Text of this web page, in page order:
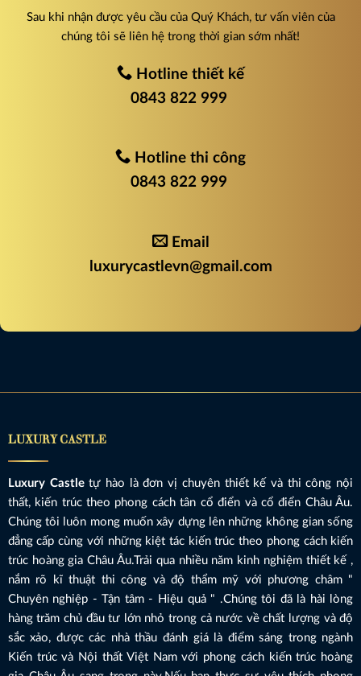
Sau khi nhận được yêu cầu của Quý Khách, tư vấn viên của
chúng tôi sẽ liên hệ trong thời gian sớm nhất!
Hotline thiết kế
0843 822 999
Hotline thi công
0843 822 999
Email
luxurycastlevn@gmail.com
LUXURY CASTLE
Luxury Castletự hào là đơn vị chuyên thiết kế và thi công nội
thất, kiến trúc theo phong cách tân cổ điển và cổ điển Châu Âu.
Chúng tôi luôn mong muốn xây dựng lên những không gian sống
đẳng cấp cùng với những kiệt tác kiến trúc theo phong cách kiến
trúc hoàng gia Châu Âu.Trải qua nhiều năm kinh nghiệm thiết kế ,
nắm rõ kĩ thuật thi công và độ thẩm mỹ với phương châm "
Chuyên nghiệp - Tận tâm - Hiệu quả " .Chúng tôi đã là hài lòng
hàng trăm chủ đầu tư lớn nhỏ trong cả nước về chất lượng và độ
sắc xảo, được các nhà thầu đánh giá là điểm sáng trong ngành
Kiến trúc và Nội thất Việt Nam với phong cách kiến trúc hoàng